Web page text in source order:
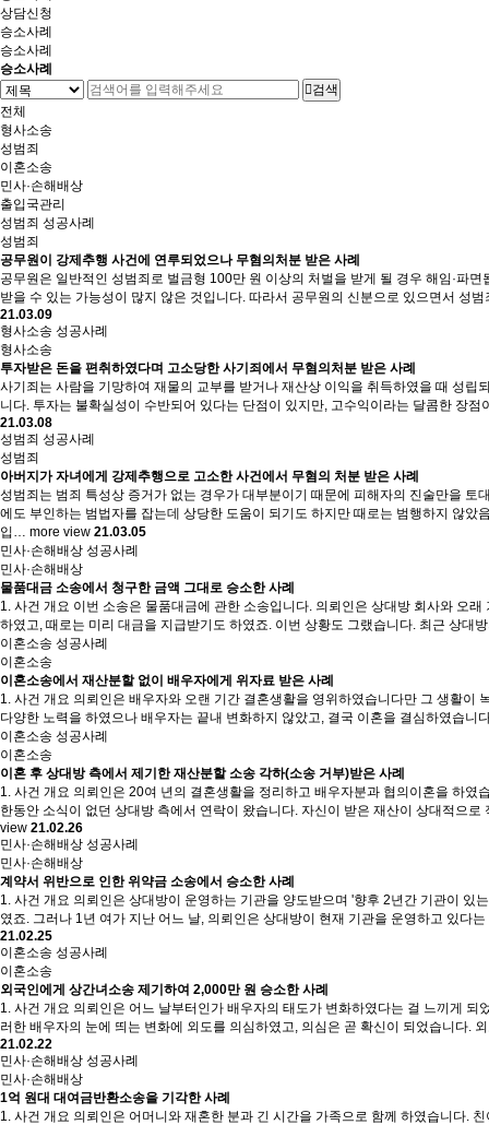
상담신청
승소사례
승소사례
승소사례
검색
전체
형사소송
성범죄
이혼소송
민사·손해배상
출입국관리
성범죄 성공사례
성범죄
공무원이 강제추행 사건에 연루되었으나 무혐의처분 받은 사례
공무원은 일반적인 성범죄로 벌금형 100만 원 이상의 처벌을 받게 될 경우 해임·파
받을 수 있는 가능성이 많지 않은 것입니다. 따라서 공무원의 신분으로 있으면서 성
21.03.09
형사소송 성공사례
형사소송
투자받은 돈을 편취하였다며 고소당한 사기죄에서 무혐의처분 받은 사례
사기죄는 사람을 기망하여 재물의 교부를 받거나 재산상 이익을 취득하였을 때 성
니다. 투자는 불확실성이 수반되어 있다는 단점이 있지만, 고수익이라는 달콤한 장
21.03.08
성범죄 성공사례
성범죄
아버지가 자녀에게 강제추행으로 고소한 사건에서 무혐의 처분 받은 사례
성범죄는 범죄 특성상 증거가 없는 경우가 대부분이기 때문에 피해자의 진술만을
에도 부인하는 범법자를 잡는데 상당한 도움이 되기도 하지만 때로는 범행하지 않
입… more view 21.03.05
민사·손해배상 성공사례
민사·손해배상
물품대금 소송에서 청구한 금액 그대로 승소한 사례
1. 사건 개요 이번 소송은 물품대금에 관한 소송입니다. 의뢰인은 상대방 회사와 오
하였고, 때로는 미리 대금을 지급받기도 하였죠. 이번 상황도 그랬습니다. 최근 상
이혼소송 성공사례
이혼소송
이혼소송에서 재산분할 없이 배우자에게 위자료 받은 사례
1. 사건 개요 의뢰인은 배우자와 오랜 기간 결혼생활을 영위하였습니다만 그 생활
다양한 노력을 하였으나 배우자는 끝내 변화하지 않았고, 결국 이혼을 결심하였습
이혼소송 성공사례
이혼소송
이혼 후 상대방 측에서 제기한 재산분할 소송 각하(소송 거부)받은 사례
1. 사건 개요 의뢰인은 20여 년의 결혼생활을 정리하고 배우자분과 협의이혼을 하
한동안 소식이 없던 상대방 측에서 연락이 왔습니다. 자신이 받은 재산이 상대적으
view 21.02.26
민사·손해배상 성공사례
민사·손해배상
계약서 위반으로 인한 위약금 소송에서 승소한 사례
1. 사건 개요 의뢰인은 상대방이 운영하는 기관을 양도받으며 '향후 2년간 기관이
였죠. 그러나 1년 여가 지난 어느 날, 의뢰인은 상대방이 현재 기관을 운영하고 있
21.02.25
이혼소송 성공사례
이혼소송
외국인에게 상간녀소송 제기하여 2,000만 원 승소한 사례
1. 사건 개요 의뢰인은 어느 날부터인가 배우자의 태도가 변화하였다는 걸 느끼게
러한 배우자의 눈에 띄는 변화에 외도를 의심하였고, 의심은 곧 확신이 되었습니다.
21.02.22
민사·손해배상 성공사례
민사·손해배상
1억 원대 대여금반환소송을 기각한 사례
1. 사건 개요 의뢰인은 어머니와 재혼한 분과 긴 시간을 가족으로 함께 하였습니다.